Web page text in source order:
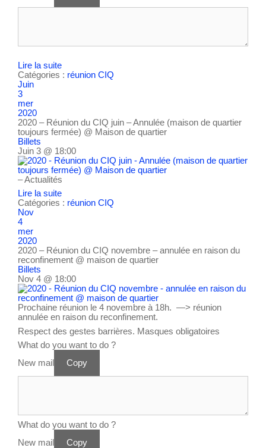
Lire la suite
Catégories : réunion CIQ
Juin
3
mer
2020
2020 – Réunion du CIQ juin – Annulée (maison de quartier
toujours fermée) @ Maison de quartier
Billets
Juin 3 @ 18:00
– Actualités
Lire la suite
Catégories : réunion CIQ
Nov
4
mer
2020
2020 – Réunion du CIQ novembre – annulée en raison du
reconfinement @ maison de quartier
Billets
Nov 4 @ 18:00
Prochaine réunion le 4 novembre à 18h. —> réunion
annulée en raison du reconfinement.
Respect des gestes barrières. Masques obligatoires
What do you want to do ?
New mail
Copy
What do you want to do ?
New mail
Copy